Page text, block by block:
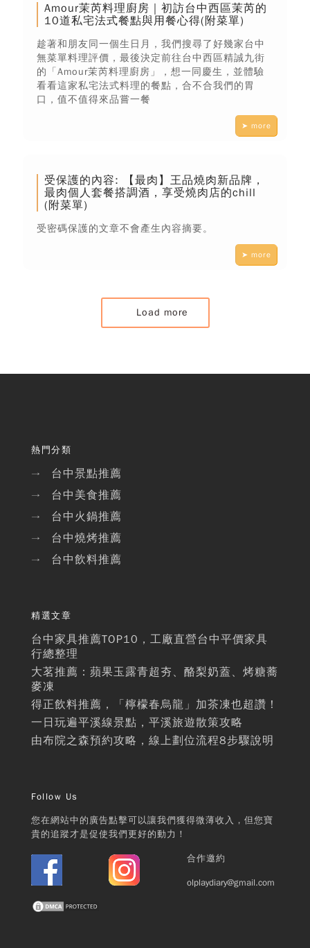
Amour茉芮料理廚房｜初訪台中西區茉芮的
10道私宅法式餐點與用餐心得(附菜單)
趁著和朋友同一個生日月，我們搜尋了好幾家台中
無菜單料理評價，最後決定前往台中西區精誠九街
的「Amour茉芮料理廚房」，想一同慶生，並體驗
看看這家私宅法式料理的餐點，合不合我們的胃
口，值不值得來品嘗一餐
➤ more
受保護的內容: 【最肉】王品燒肉新品牌，
最肉個人套餐搭調酒，享受燒肉店的chill
(附菜單)
受密碼保護的文章不會產生內容摘要。
➤ more
Load more
熱門分類
→ 台中景點推薦
→ 台中美食推薦
→ 台中火鍋推薦
→ 台中燒烤推薦
→ 台中飲料推薦
精選文章
台中家具推薦TOP10，工廠直營台中平價家具
行總整理
大茗推薦：蘋果玉露青超夯、酪梨奶蓋、烤糖蕎
麥凍
得正飲料推薦，「檸檬春烏龍」加茶凍也超讚！
一日玩遍平溪線景點，平溪旅遊散策攻略
由布院之森預約攻略，線上劃位流程8步驟說明
Follow Us
您在網站中的廣告點擊可以讓我們獲得微薄收入，但您寶
貴的追蹤才是促使我們更好的動力！
合作邀約
olplaydiary@gmail.com